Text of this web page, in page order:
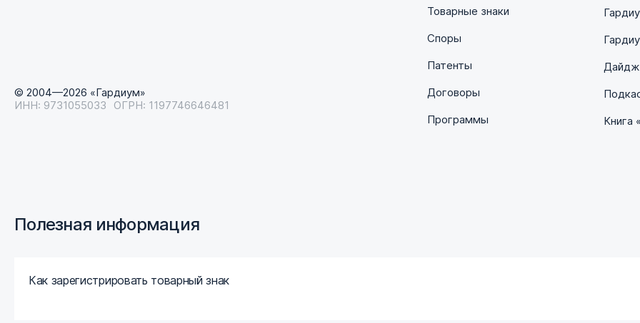
© 2004—2026 «Гардиум»
ИНН: 9731055033
ОГРН: 1197746646481
Товарные знаки
Споры
Патенты
Договоры
Программы
Книга
Полезная информация
Как зарегистрировать товарный знак